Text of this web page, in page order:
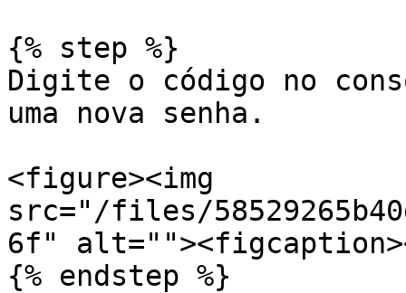
{% step %}
Digite o código no
uma nova senha.
<figure><img
src="/files/
6f"
{% endstep %}